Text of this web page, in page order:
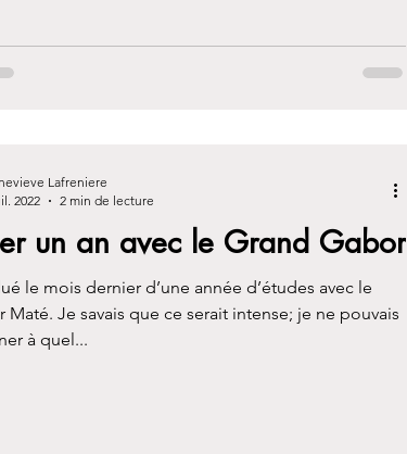
un an avec le Grand Gabor
le mois dernier d’une année d’études avec le
Maté. Je savais que ce serait intense; je ne pouvais
à quel...
Lafreniere
2022
2 min de lecture